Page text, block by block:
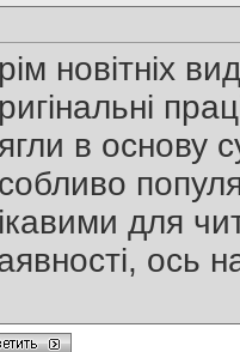
новітніх
в основу
для
ось